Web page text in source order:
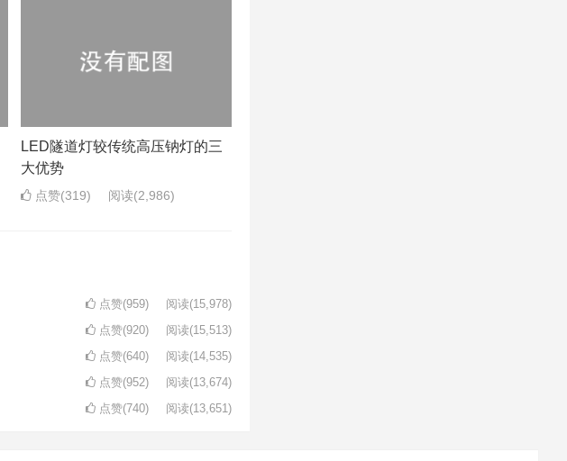
LED隧道灯较传统高压钠灯的三
大优势
点赞(319) 阅读(2,986)
点赞(959) 阅读(15,978)
点赞(920) 阅读(15,513)
点赞(640) 阅读(14,535)
点赞(952) 阅读(13,674)
点赞(740) 阅读(13,651)